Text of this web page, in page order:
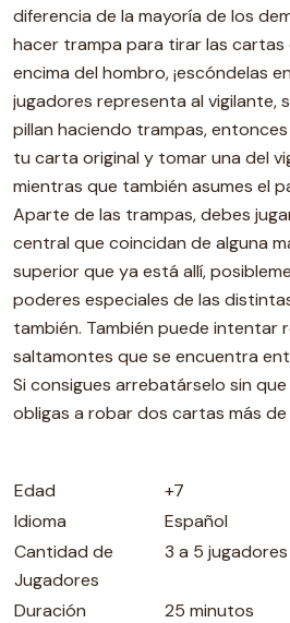
diferencia de la mayoría de los
hacer trampa para tirar las cartas
encima del hombro, ¡escóndelas
jugadores representa al vigilante,
pillan haciendo trampas,
tu carta original y tomar una del
mientras que también asumes el
Aparte de las trampas, debes
central que coincidan de alguna
superior que ya está allí,
poderes especiales de las
también. También puede intentar
saltamontes que se encuentra
Si consigues arrebatárselo sin
obligas a robar dos cartas más de
Edad
+7
Idioma
Español
Cantidad de
Jugadores
3 a 5 jugadores
Duración
25 minutos